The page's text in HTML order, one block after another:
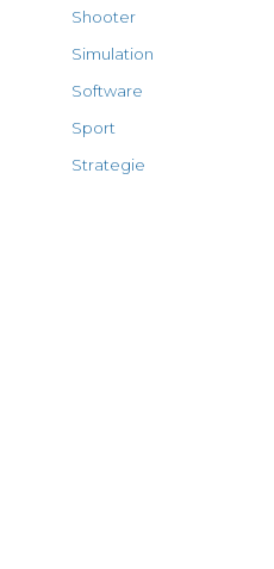
Shooter
Simulation
Software
Sport
Strategie